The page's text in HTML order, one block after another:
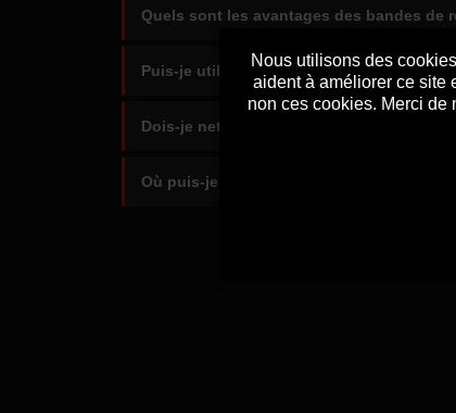
Quels sont les avantages des bandes de
Puis-je utiliser des baskets de course
Dois-je nettoyer mon équipement
Où puis-je acheter de l'équipement
Nous utilisons des
aident à améliorer ce site
non ces cookies. Merci de